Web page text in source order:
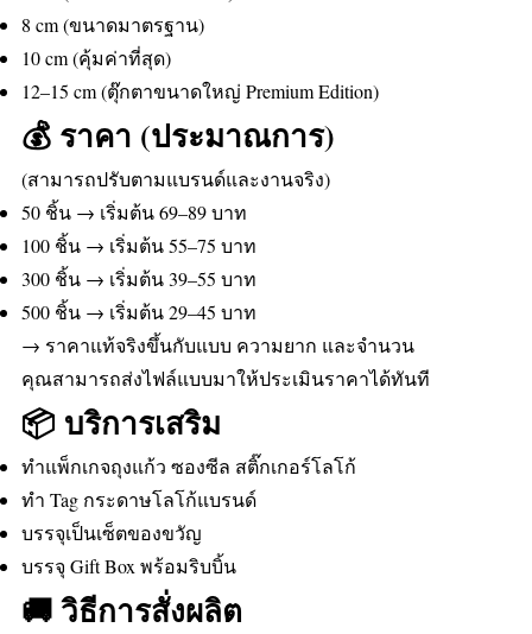
8 cm (ขนาดมาตรฐาน)
10 cm (คุ้มค่าที่สุด)
12–15 cm (ตุ๊กตาขนาดใหญ่ Premium Edition)
💰 ราคา (ประมาณการ)
(สามารถปรับตามแบรนด์และงานจริง)
50 ชิ้น → เริ่มต้น 69–89 บาท
100 ชิ้น → เริ่มต้น 55–75 บาท
300 ชิ้น → เริ่มต้น 39–55 บาท
500 ชิ้น → เริ่มต้น 29–45 บาท
→ ราคาแท้จริงขึ้นกับแบบ ความยาก และจำนวน
คุณสามารถส่งไฟล์แบบมาให้ประเมินราคาได้ทันที
📦 บริการเสริม
ทำแพ็กเกจถุงแก้ว ซองซีล สติ๊กเกอร์โลโก้
ทำ Tag กระดาษโลโก้แบรนด์
บรรจุเป็นเซ็ตของขวัญ
บรรจุ Gift Box พร้อมริบบิ้น
🚚 วิธีการสั่งผลิต